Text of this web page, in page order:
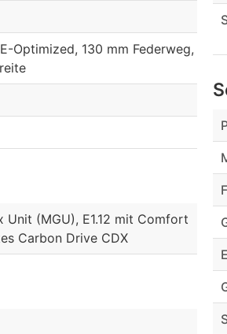
Optimized, 130 mm Federweg,
Unit (MGU), E1.12 mit Comfort
Carbon Drive CDX